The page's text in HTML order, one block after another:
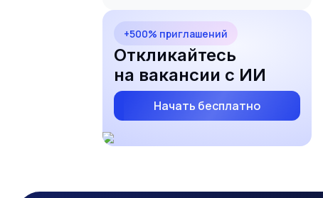
+500% приглашений
Откликайтесь
на вакансии с ИИ
Начать бесплатно